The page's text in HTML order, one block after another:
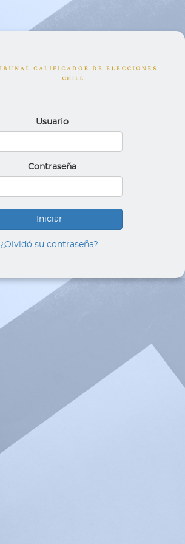
Usuario
Contraseña
Iniciar
¿Olvidó su contraseña?